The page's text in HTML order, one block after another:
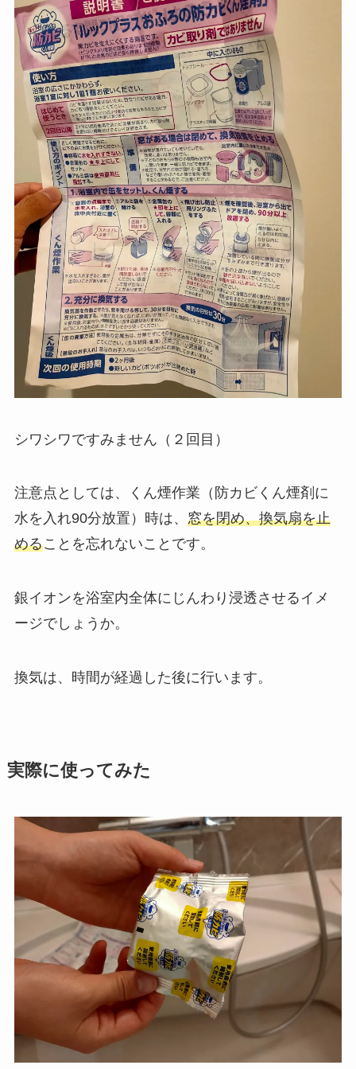
シワシワですみません（２回目）
注意点としては、くん煙作業（防カビくん煙剤に
水を入れ90分放置）時は、 窓を閉め、換気扇を止
めることを忘れないことです。
銀イオンを浴室内全体にじんわり浸透させるイメ
ージでしょうか。
換気は、時間が経過した後に行います。
実際に使ってみた